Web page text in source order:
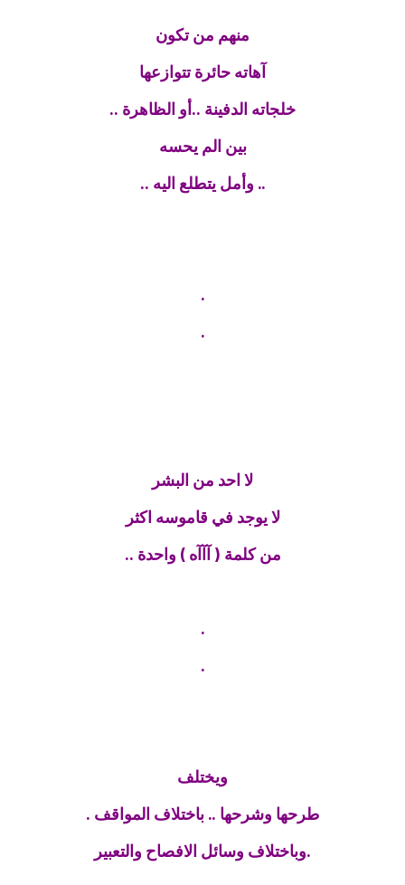
منهم من تكون
آهاته حائرة تتوازعها
خلجاته الدفينة ..أو الظاهرة ..
بين الم يحسه
.. وأمل يتطلع اليه ..
.
.
لا احد من البشر
لا يوجد في قاموسه اكثر
من كلمة ( آآآه ) واحدة ..
.
.
ويختلف
طرحها وشرحها .. باختلاف المواقف .
.وباختلاف وسائل الافصاح والتعبير